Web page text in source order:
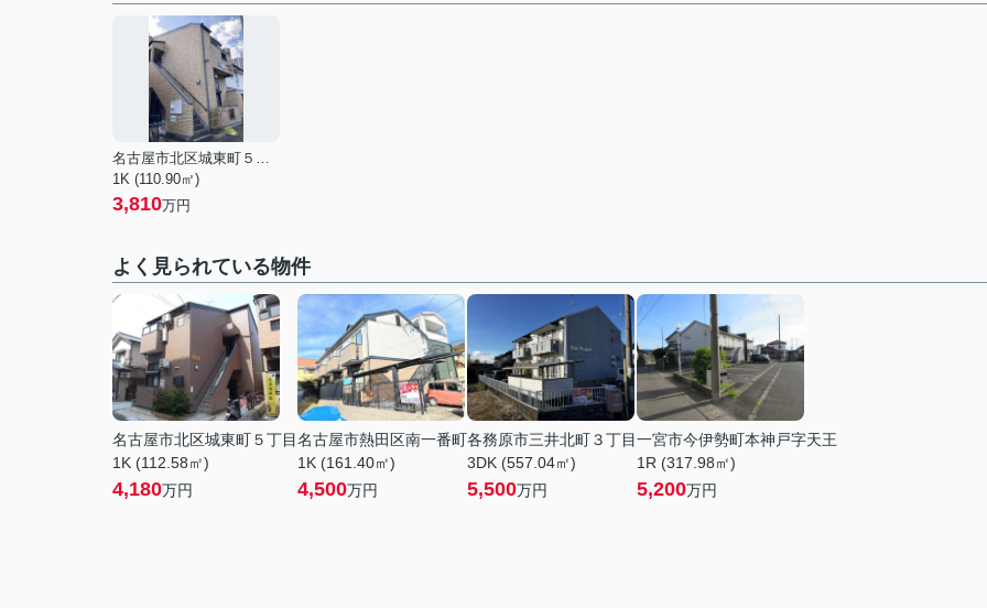
名古屋市北区城東町５丁目
1K (110.90㎡)
3,810万円
よく見られている物件
名古屋市北区城東町５丁目
1K (112.58㎡)
4,180万円
名古屋市熱田区南一番町
1K (161.40㎡)
4,500万円
各務原市三井北町３丁目
3DK (557.04㎡)
5,500万円
一宮市今伊勢町本神戸字天王
1R (317.98㎡)
5,200万円